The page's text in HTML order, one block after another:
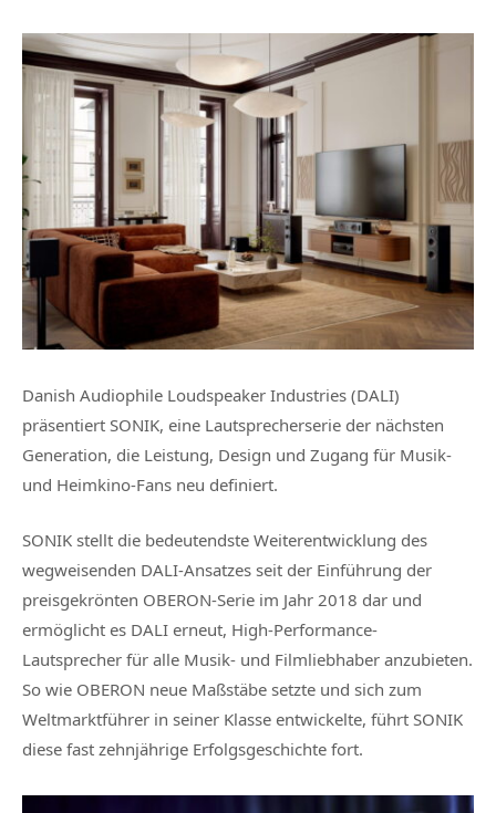
Danish Audiophile Loudspeaker Industries (DALI)
präsentiert SONIK, eine Lautsprecherserie der nächsten
Generation, die Leistung, Design und Zugang für Musik-
und Heimkino-Fans neu definiert.
SONIK stellt die bedeutendste Weiterentwicklung des
wegweisenden DALI-Ansatzes seit der Einführung der
preisgekrönten OBERON-Serie im Jahr 2018 dar und
ermöglicht es DALI erneut, High-Performance-
Lautsprecher für alle Musik- und Filmliebhaber anzubieten.
So wie OBERON neue Maßstäbe setzte und sich zum
Weltmarktführer in seiner Klasse entwickelte, führt SONIK
diese fast zehnjährige Erfolgsgeschichte fort.